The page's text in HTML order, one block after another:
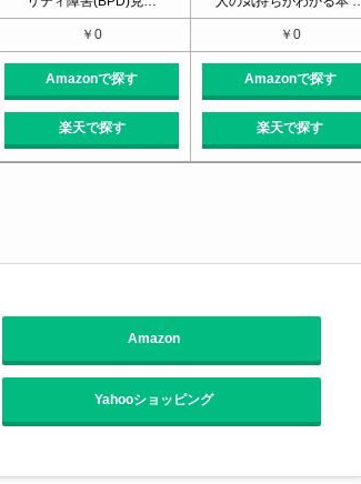
￥0 ￥0
Amazonで探す
楽天で探す
Amazonで探す
楽天で探す
Amazon
Yahooショッピング